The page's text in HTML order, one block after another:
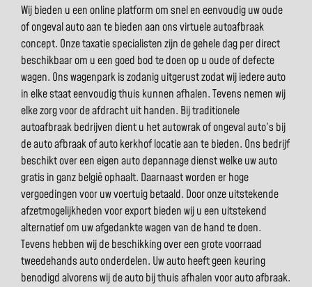
Wij bieden u een online platform om snel en eenvoudig uw oude
of ongeval auto aan te bieden aan ons virtuele autoafbraak
concept. Onze taxatie specialisten zijn de gehele dag per direct
beschikbaar om u een goed bod te doen op u oude of defecte
wagen. Ons wagenpark is zodanig uitgerust zodat wij iedere auto
in elke staat eenvoudig thuis kunnen afhalen. Tevens nemen wij
elke zorg voor de afdracht uit handen. Bij traditionele
autoafbraak bedrijven dient u het autowrak of ongeval auto’s bij
de auto afbraak of auto kerkhof locatie aan te bieden. Ons bedrijf
beschikt over een eigen auto depannage dienst welke uw auto
gratis in ganz belgië ophaalt. Daarnaast worden er hoge
vergoedingen voor uw voertuig betaald. Door onze uitstekende
afzetmogelijkheden voor export bieden wij u een uitstekend
alternatief om uw afgedankte wagen van de hand te doen.
Tevens hebben wij de beschikking over een grote voorraad
tweedehands auto onderdelen. Uw auto heeft geen keuring
benodigd alvorens wij de auto bij thuis afhalen voor auto afbraak.